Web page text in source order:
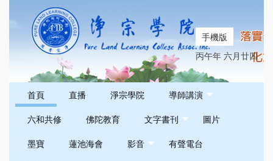
手機版
丙午年 六月廿四
首頁 直播 淨宗學院
導師講演
六和共修
佛陀教育 文字書刊
圖片
墨寶
蓮池海會 影音
有聲電台